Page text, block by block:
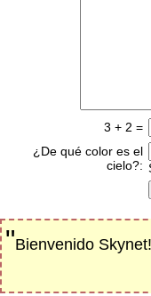
3 + 2 =
¿De qué color es el
cielo?:
"Bienvenido Skynet!